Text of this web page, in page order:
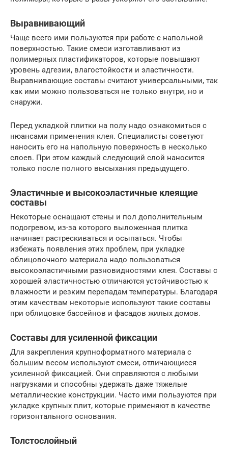
Выравнивающий
Чаще всего ими пользуются при работе с напольной
поверхностью. Такие смеси изготавливают из
полимерных пластификаторов, которые повышают
уровень адгезии, влагостойкости и эластичности.
Выравнивающие составы считают универсальными, так
как ими можно пользоваться не только внутри, но и
снаружи.
Перед укладкой плитки на полу надо ознакомиться с
нюансами применения клея. Специалисты советуют
наносить его на напольную поверхность в несколько
слоев. При этом каждый следующий слой наносится
только после полного высыхания предыдущего.
Эластичные и высокоэластичные клеящие
составы
Некоторые оснащают стены и пол дополнительным
подогревом, из-за которого выложенная плитка
начинает растрескиваться и осыпаться. Чтобы
избежать появления этих проблем, при укладке
облицовочного материала надо пользоваться
высокоэластичными разновидностями клея. Составы с
хорошей эластичностью отличаются устойчивостью к
влажности и резким перепадам температуры. Благодаря
этим качествам некоторые используют такие составы
при облицовке бассейнов и фасадов жилых домов.
Составы для усиленной фиксации
Для закрепления крупноформатного материала с
большим весом используют смеси, отличающиеся
усиленной фиксацией. Они справляются с любыми
нагрузками и способны удержать даже тяжелые
металлические конструкции. Часто ими пользуются при
укладке крупных плит, которые применяют в качестве
горизонтального основания.
Толстослойный